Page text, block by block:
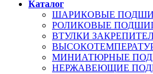
Каталог
ШАРИКОВЫЕ
РОЛИКОВЫЕ
ВТУЛКИ
МИНИАТЮРНЫЕ
НЕРЖАВЕЮЩИЕ